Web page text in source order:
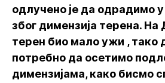
одлучено је да одрадимо
због димензија терена. На
терен био мало ужи , тако
потребно да осетимо
димензијама, како бисмо